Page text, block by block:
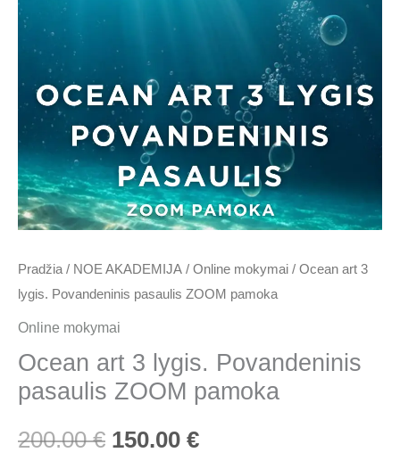
Pradžia / NOE AKADEMIJA / Online mokymai / Ocean art 3
lygis. Povandeninis pasaulis ZOOM pamoka
Online mokymai
Ocean art 3 lygis. Povandeninis
pasaulis ZOOM pamoka
200.00€ 150.00 €
150.00 €.